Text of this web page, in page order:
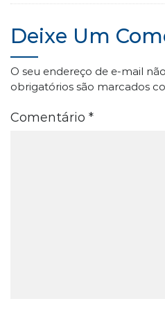
Deixe Um
O seu endereço de e-mail
obrigatórios são marcados
Comentário *